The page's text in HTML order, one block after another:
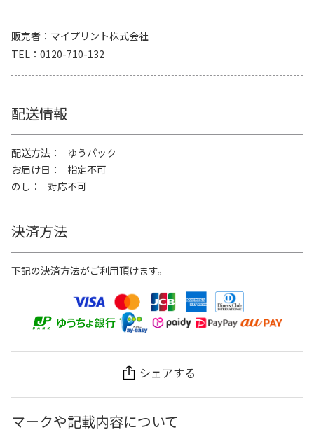
販売者
マイプリント株式会社
TEL
0120-710-132
配送情報
配送方法
ゆうパック
お届け日
指定不可
のし
対応不可
決済方法
下記の決済方法がご利用頂けます。
シェアする
マークや記載内容について